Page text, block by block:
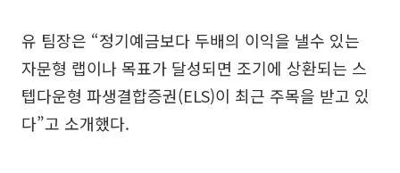
유 팀장은 “정기예금보다 두배의 이익을 낼수 있는
자문형 랩이나 목표가 달성되면 조기에 상환되는 스
텝다운형 파생결합증권(ELS)이 최근 주목을 받고 있
다”고 소개했다.